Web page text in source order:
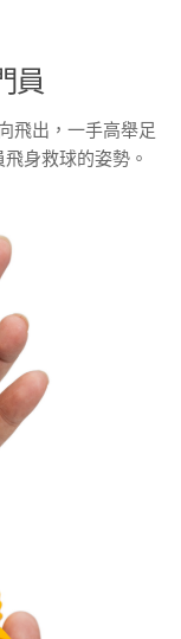
員
飛出，一手高舉足
身救球的姿勢。